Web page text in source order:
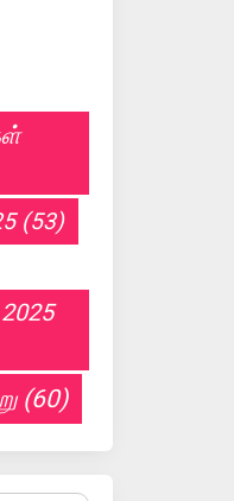
(53)
(60)